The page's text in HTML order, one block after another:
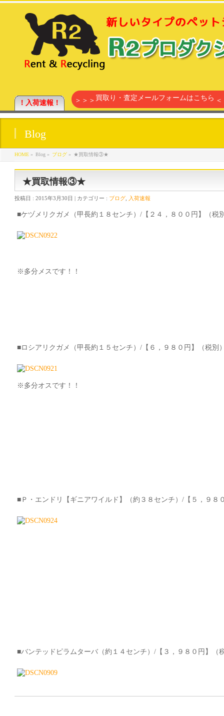
！入荷速報！ ＞＞＞ 買取り・査定メールフォームはこちら
Blog
HOME» Blog » ブログ» ★買取情報③★
★買取情報③★
投稿日 : 2015年3月30日 | カテゴリー : ブログ, 入荷速報
■ケヅメリクガメ（甲長約１８センチ）/【２４，８００円】（税
※多分メスです！！
■ロシアリクガメ（甲長約１５センチ）/【６，９８０円】（税別
※多分オスです！！
■Ｐ・エンドリ【ギニアワイルド】（約３８センチ）/【５，９８
■バンテッドピラムターバ（約１４センチ）/【３，９８０円】（